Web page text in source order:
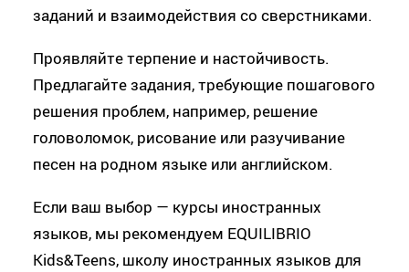
заданий и взаимодействия со сверстниками.
Проявляйте терпение и настойчивость.
Предлагайте задания, требующие пошагового
решения проблем, например, решение
головоломок, рисование или разучивание
песен на родном языке или английском.
Если ваш выбор — курсы иностранных
языков, мы рекомендуем EQUILIBRIO
Kids&Teens, школу иностранных языков для